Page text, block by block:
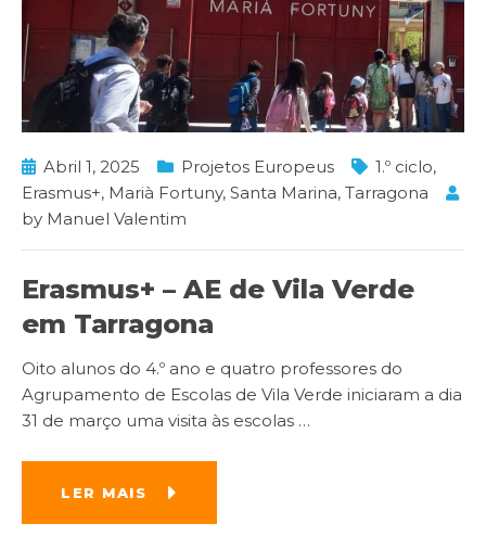
Abril 1, 2025 Projetos Europeus 1.º ciclo,
Erasmus+, Marià Fortuny, Santa Marina, Tarragona
by Manuel Valentim
Erasmus+ – AE de Vila Verde
em Tarragona
Oito alunos do 4.º ano e quatro professores do
Agrupamento de Escolas de Vila Verde iniciaram a dia
31 de março uma visita às escolas …
LER MAIS